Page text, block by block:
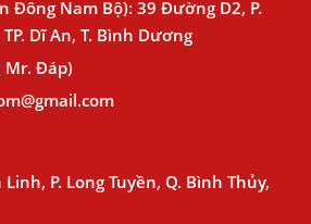
Đông Nam Bộ): 39 Đường D2, P.
Dĩ An, T. Bình Dương
Mr. Đáp)
P. Long Tuyền, Q. Bình Thủy,